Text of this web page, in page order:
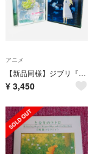
アニメ
【新品同様】ジブリ『思い出のマーニー』歌集アルバム＆サントラCDセット／アニメ
¥ 3,450